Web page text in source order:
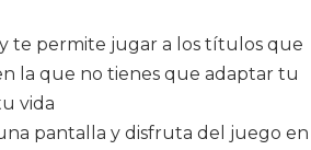
te permite jugar a los títulos que
la que no tienes que adaptar tu
vida
pantalla y disfruta del juego en